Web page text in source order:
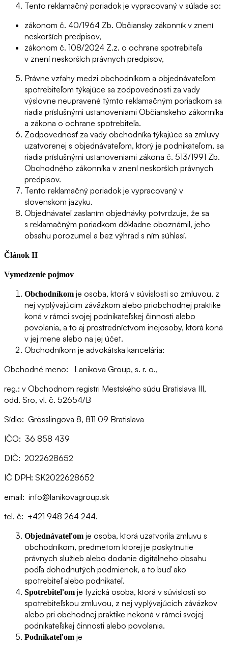
Tento reklamačný poriadok je vypracovaný v súlade so:
zákonom č. 40/1964 Zb. Občiansky zákonník v znení
neskorších predpisov,
zákonom č. 108/2024 Z.z. o ochrane spotrebiteľa
v znení neskorších právnych predpisov,
Právne vzťahy medzi obchodníkom a objednávateľom
spotrebiteľom týkajúce sa zodpovednosti za vady
výslovne neupravené týmto reklamačným poriadkom sa
riadia príslušnými ustanoveniami Občianskeho zákonníka
a zákona o ochrane spotrebiteľa.
Zodpovednosť za vady obchodníka týkajúce sa zmluvy
uzatvorenej s objednávateľom, ktorý je podnikateľom, sa
riadia príslušnými ustanoveniami zákona č. 513/1991 Zb.
Obchodného zákonníka v znení neskorších právnych
predpisov.
Tento reklamačný poriadok je vypracovaný v
slovenskom jazyku.
Objednávateľ zaslaním objednávky potvrdzuje, že sa
s reklamačným poriadkom dôkladne oboznámil, jeho
obsahu porozumel a bez výhrad s ním súhlasí.
Článok II
Vymedzenie pojmov
Obchodníkom je osoba, ktorá v súvislosti so zmluvou, z
nej vyplývajúcim záväzkom alebo priobchodnej praktike
koná v rámci svojej podnikateľskej činnosti alebo
povolania, a to aj prostredníctvom inejosoby, ktorá koná
v jej mene alebo na jej účet.
Obchodníkom je advokátska kancelária:
Obchodné meno: Lanikova Group, s. r. o.,
reg.: v Obchodnom registri Mestského súdu Bratislava III,
odd. Sro, vl. č. 52654/B
Sídlo: Grösslingova 8, 811 09 Bratislava
IČO: 36 858 439
DIČ: 2022628652
IČ DPH: SK2022628652
email: info@lanikovagroup.sk
tel. č: +421 948 264 244.
Objednávateľom je osoba, ktorá uzatvorila zmluvu s
obchodníkom, predmetom ktorej je poskytnutie
právnych služieb alebo dodanie digitálneho obsahu
podľa dohodnutých podmienok, a to buď ako
spotrebiteľ alebo podnikateľ.
Spotrebiteľom je fyzická osoba, ktorá v súvislosti so
spotrebiteľskou zmluvou, z nej vyplývajúcich záväzkov
alebo pri obchodnej praktike nekoná v rámci svojej
podnikateľskej činnosti alebo povolania.
Podnikateľom je